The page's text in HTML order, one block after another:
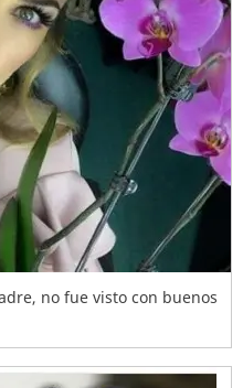
no fue visto con buenos